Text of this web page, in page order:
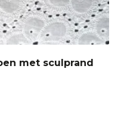
met sculprand